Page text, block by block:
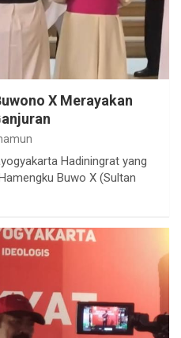
X Merayakan
Hadiningrat yang
Buwo X (Sultan